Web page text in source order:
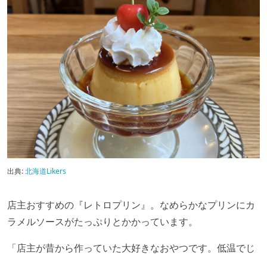
出典:北海道Likers
店主おすすめの『レトロプリン』。なめらかなプリンにカ
ラメルソースがたっぷりとかかっています。
「店主が昔から作っていた大好きなおやつです。低温でじ